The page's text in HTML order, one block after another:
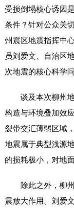
科技
健康
图片
食品
溯源中国
会展
悦读
亚太网
地方频道
受损倒塌核心诱因
条件？针对公众关
州震区地震指挥中
员刘爱文、自治区
次地震的核心科学
谈及本次柳州地
构造与环境叠加效
裂带交汇薄弱区域
地震属于典型浅源
的损耗极小，对地
除此之外，柳州
震放大作用。刘爱